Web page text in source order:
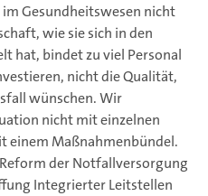
Gesundheitswesen nicht
wie sie sich in den
hat, bindet zu viel Personal
nicht die Qualität,
wünschen. Wir
nicht mit einzelnen
einem Maßnahmenbündel.
der Notfallversorgung
Integrierter Leitstellen